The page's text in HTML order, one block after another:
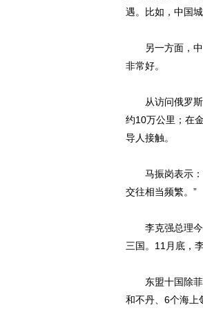
遇。比如，中国
另一方面，中
非常好。
从访问俄罗斯
约10万公里；在
导人接触。
马振岗表示：“
交往相当频繁。”
李克强总理今
三国。11月底，
东盟十国除菲
和不丹、6个海上